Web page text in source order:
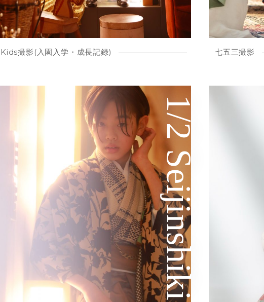
Kids撮影(入園入学・成長記録) 七五三撮影
1/2 Seijinshiki